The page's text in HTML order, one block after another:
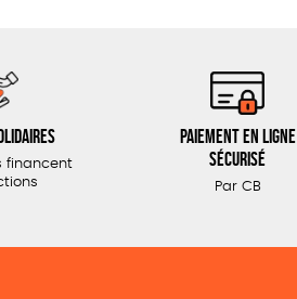
financent
Paiement en ligne
sécurisé
Par CB